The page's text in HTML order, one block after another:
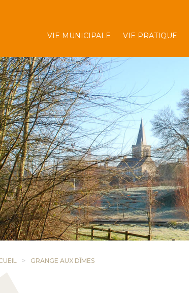
VIE MUNICIPALE VIE PRATIQUE
GRANGE AUX DÎMES